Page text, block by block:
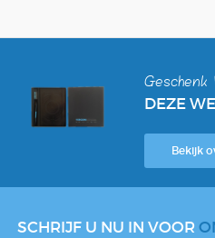
Geschenk
DEZE
Bekijk
SCHRIJF U NU IN VOOR